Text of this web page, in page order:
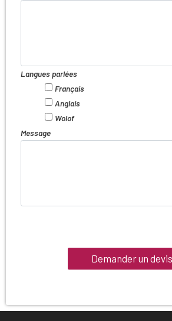
Langues parlées
Français
Anglais
Wolof
Message